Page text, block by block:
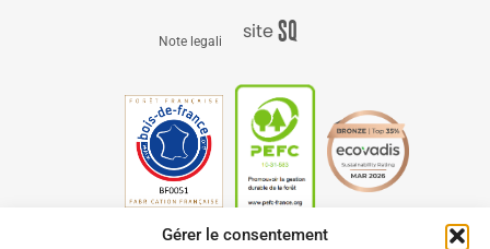
Gérer le consentement
Note legali siteS q